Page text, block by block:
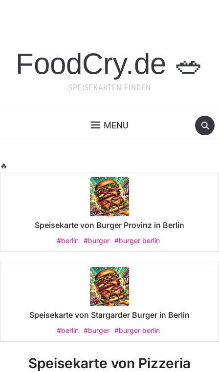
FoodCry.de 🥗
SPEISEKARTEN FINDEN
MENU
🔥
Speisekarte von Burger Provinz in Berlin
#berlin #burger #burger berlin
Speisekarte von Stargarder Burger in Berlin
#berlin #burger #burger berlin
Speisekarte von Pizzeria